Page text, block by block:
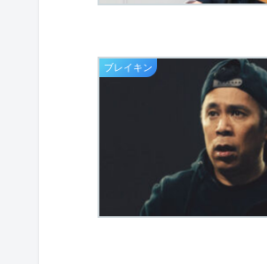
ブレイキン